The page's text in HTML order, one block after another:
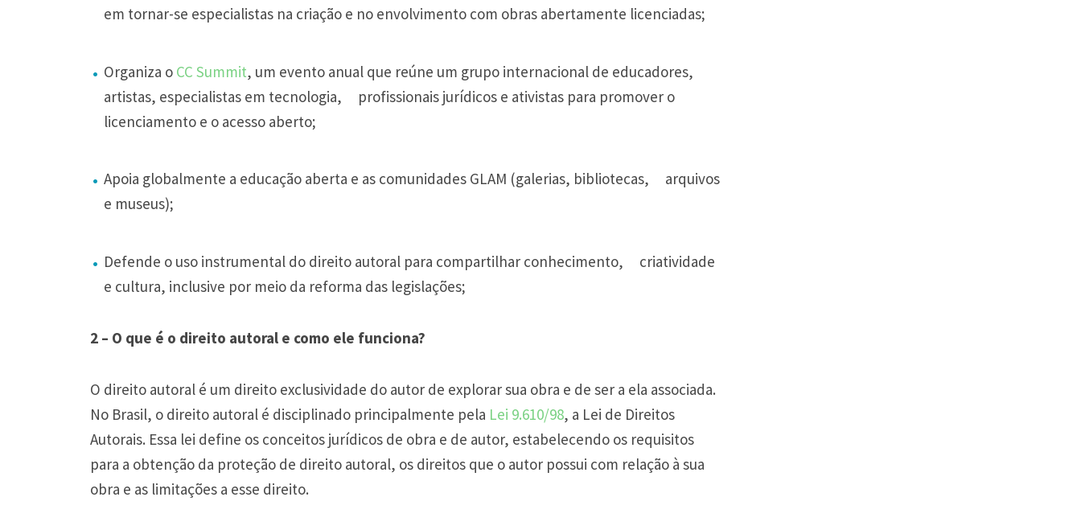
em tornar-se especialistas na criação e no envolvimento com obras abertamente licenciadas;
Organiza o CC Summit, um evento anual que reúne um grupo internacional de educadores,
artistas, especialistas em tecnologia,
profissionais jurídicos e ativistas para promover o
licenciamento e o acesso aberto;
Apoia globalmente a educação aberta e as comunidades GLAM (galerias, bibliotecas,
arquivos
e museus);
Defende o uso instrumental do direito autoral para compartilhar conhecimento,
criatividade
e cultura, inclusive por meio da reforma das legislações;
2 – O que é o direito autoral e como ele funciona?
O direito autoral é um direito exclusividade do autor de explorar sua obra e de ser a ela associada.
No Brasil, o direito autoral é disciplinado principalmente pela Lei 9.610/98, a Lei de Direitos
Autorais. Essa lei define os conceitos jurídicos de obra e de autor, estabelecendo os requisitos
para a obtenção da proteção de direito autoral, os direitos que o autor possui com relação à sua
obra e as limitações a esse direito.